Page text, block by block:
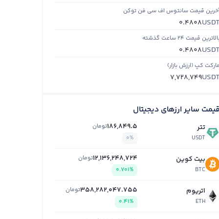
قیمت سانتوس اف سی فن توکن
0.4808
قیمت ۲۴ ساعت گذشته
0.4808
مارکت کپ (ارزش بازار)
7,728,749
قیمت سایر ارزهای دیجیتال
تتر
USDT
186,849.5تومان
0%
بیت کوین
BTC
12,136,248,724تومان
0.701%
اتریوم
ETH
358,282,047.755تومان
0.41%